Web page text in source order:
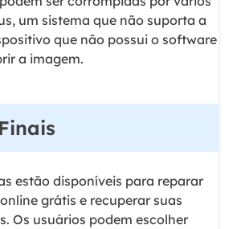
um sistema que não suporta a
que não possui o software
a imagem.
estão disponíveis para reparar
grátis e recuperar suas
Os usuários podem escolher